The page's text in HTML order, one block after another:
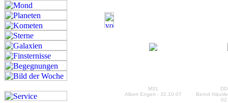
M31
Albert Engert - 32.10.07
Bernd